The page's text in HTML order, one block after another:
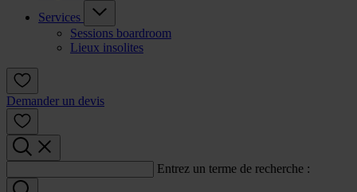
Services
Sessions boardroom
Lieux insolites
Demander un devis
Entrez un terme de recherche :